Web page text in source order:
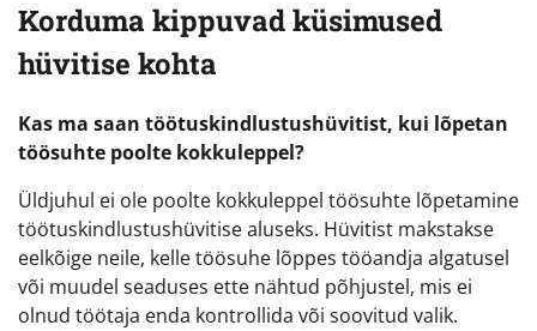
Korduma kippuvad küsimused
hüvitise kohta
Kas ma saan töötuskindlustushüvitist, kui lõpetan
töösuhte poolte kokkuleppel?
Üldjuhul ei ole poolte kokkuleppel töösuhte lõpetamine
töötuskindlustushüvitise aluseks. Hüvitist makstakse
eelkõige neile, kelle töösuhe lõppes tööandja algatusel
või muudel seaduses ette nähtud põhjustel, mis ei
olnud töötaja enda kontrollida või soovitud valik.